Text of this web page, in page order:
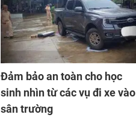
Đảm bảo an toàn cho học
sinh nhìn từ các vụ đi xe vào
sân trường